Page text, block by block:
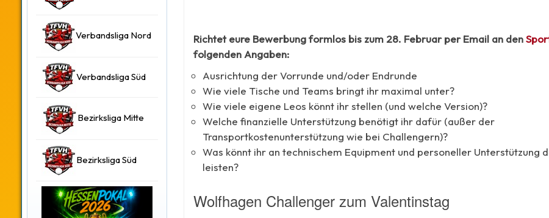
Verbandsliga Nord
Verbandsliga Süd
Bezirksliga Mitte
Bezirksliga Süd
Richtet eure Bewerbung formlos bis zum 28. Februar per Email an den
folgenden Angaben:
Ausrichtung der Vorrunde und/oder Endrunde
Wie viele Tische und Teams bringt ihr maximal unter?
Wie viele eigene Leos könnt ihr stellen (und welche Version)?
Welche finanzielle Unterstützung benötigt ihr dafür (außer der
Transportkostenunterstützung wie bei Challengern)?
Was könnt ihr an technischem Equipment und personeller Unterstützung
leisten?
Wolfhagen Challenger zum Valentinstag